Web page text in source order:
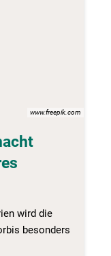
www.freepik.com
wird die
besonders